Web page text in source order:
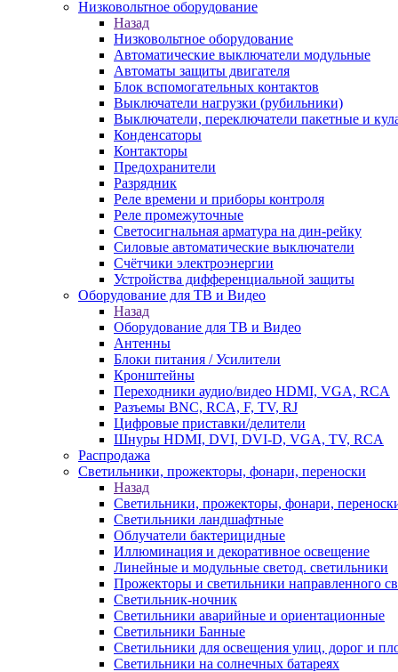
Низковольтное оборудование
Назад
Низковольтное оборудование
Автоматические выключатели модульные
Автоматы защиты двигателя
Блок вспомогательных контактов
Выключатели нагрузки (рубильники)
Выключатели, переключатели пакетные и
Конденсаторы
Контакторы
Предохранители
Разрядник
Реле времени и приборы контроля
Реле промежуточные
Светосигнальная арматура на дин-рейку
Силовые автоматические выключатели
Счётчики электроэнергии
Устройства дифференциальной защиты
Оборудование для ТВ и Видео
Назад
Оборудование для ТВ и Видео
Антенны
Блоки питания / Усилители
Кронштейны
Переходники аудио/видео HDMI, VGA, RCA
Разъемы BNС, RCA, F, TV, RJ
Цифровые приставки/делители
Шнуры HDMI, DVI, DVI-D, VGA, TV, RCA
Распродажа
Светильники, прожекторы, фонари, переноски
Назад
Светильники, прожекторы, фонари,
Светильники ландшафтные
Облучатели бактерицидные
Иллюминация и декоративное освещение
Линейные и модульные светод. светильники
Прожекторы и светильники направленного
Светильник-ночник
Светильники аварийные и ориентационные
Светильники Банные
Светильники для освещения улиц, дорог и
Светильники на солнечных батареях